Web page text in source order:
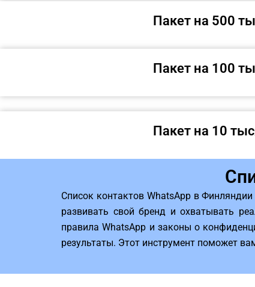
Пакет на 500
Пакет на 100
Пакет на 10
Список контактов WhatsApp в
развивать свой бренд и охватывать
правила WhatsApp и законы о
результаты. Этот инструмент поможет